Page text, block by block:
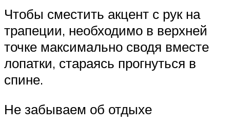
Чтобы сместить акцент с рук на
трапеции, необходимо в верхней
точке максимально сводя вместе
лопатки, стараясь прогнуться в
спине.
Не забываем об отдыхе